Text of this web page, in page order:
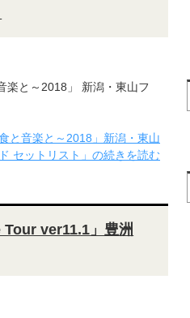
楽と～2018」 新潟・東山フ
と音楽と～2018」新潟・東山
セットリスト」の続きを読む
ver11.1」豊洲